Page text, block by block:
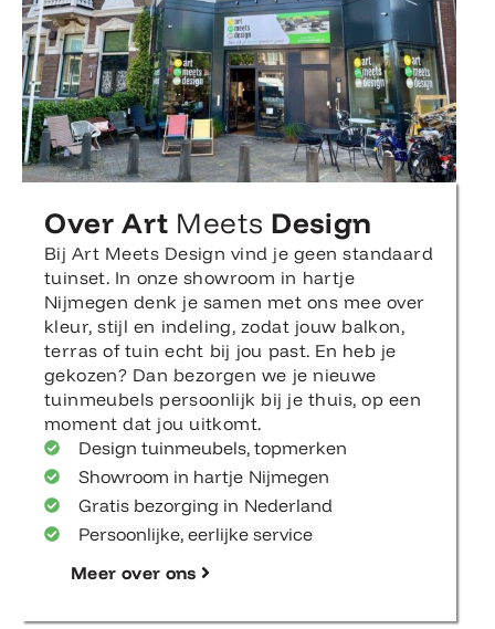
Over Art Meets Design
Bij Art Meets Design vind je geen standaard
tuinset. In onze showroom in hartje
Nijmegen denk je samen met ons mee over
kleur, stijl en indeling, zodat jouw balkon,
terras of tuin echt bij jou past. En heb je
gekozen? Dan bezorgen we je nieuwe
tuinmeubels persoonlijk bij je thuis, op een
moment dat jou uitkomt.
Design tuinmeubels, topmerken
Showroom in hartje Nijmegen
Gratis bezorging in Nederland
Persoonlijke, eerlijke service
Meer over ons